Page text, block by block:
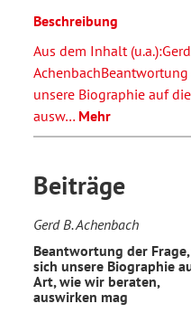
Beschreibung
Aus dem Inhalt
unsere Biographie auf
ausw… Mehr
Beiträge
Gerd B. Achenbach
Beantwortung der
sich unsere Biographie
Art, wie wir beraten,
auswirken mag